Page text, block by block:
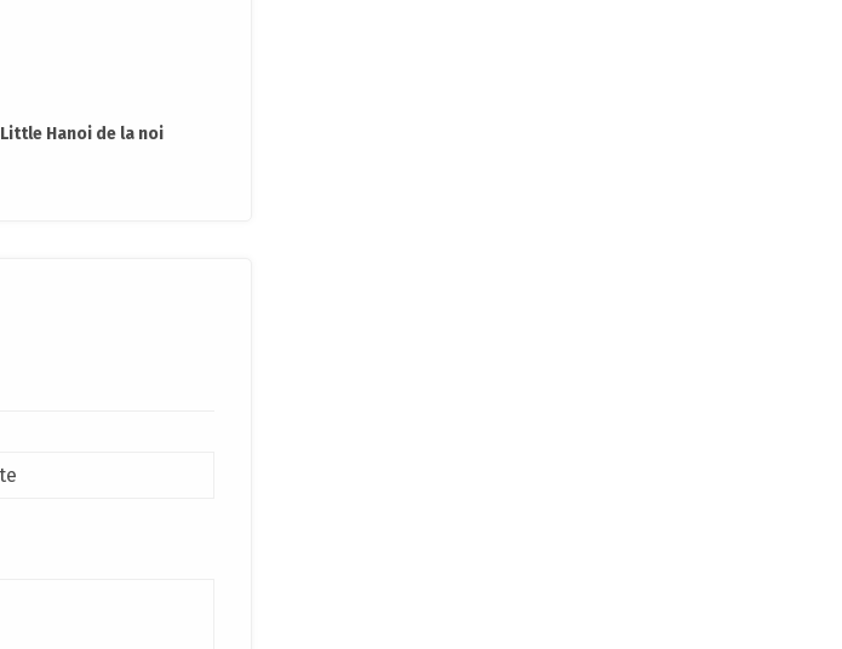
Little Hanoi de la noi